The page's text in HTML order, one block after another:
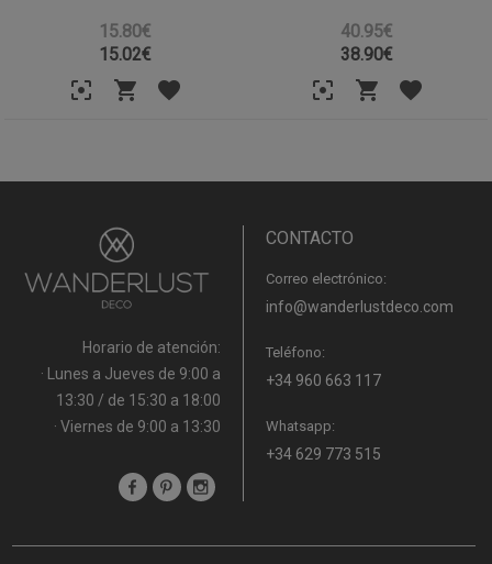
15.80€
15.02€
40.95€
38.90€
Horario de atención:
· Lunes a Jueves de 9:00 a
13:30 / de 15:30 a 18:00
· Viernes de 9:00 a 13:30
CONTACTO
Correo electrónico:
info@wanderlustdeco.com
Teléfono:
+34 960 663 117
Whatsapp:
+34 629 773 515